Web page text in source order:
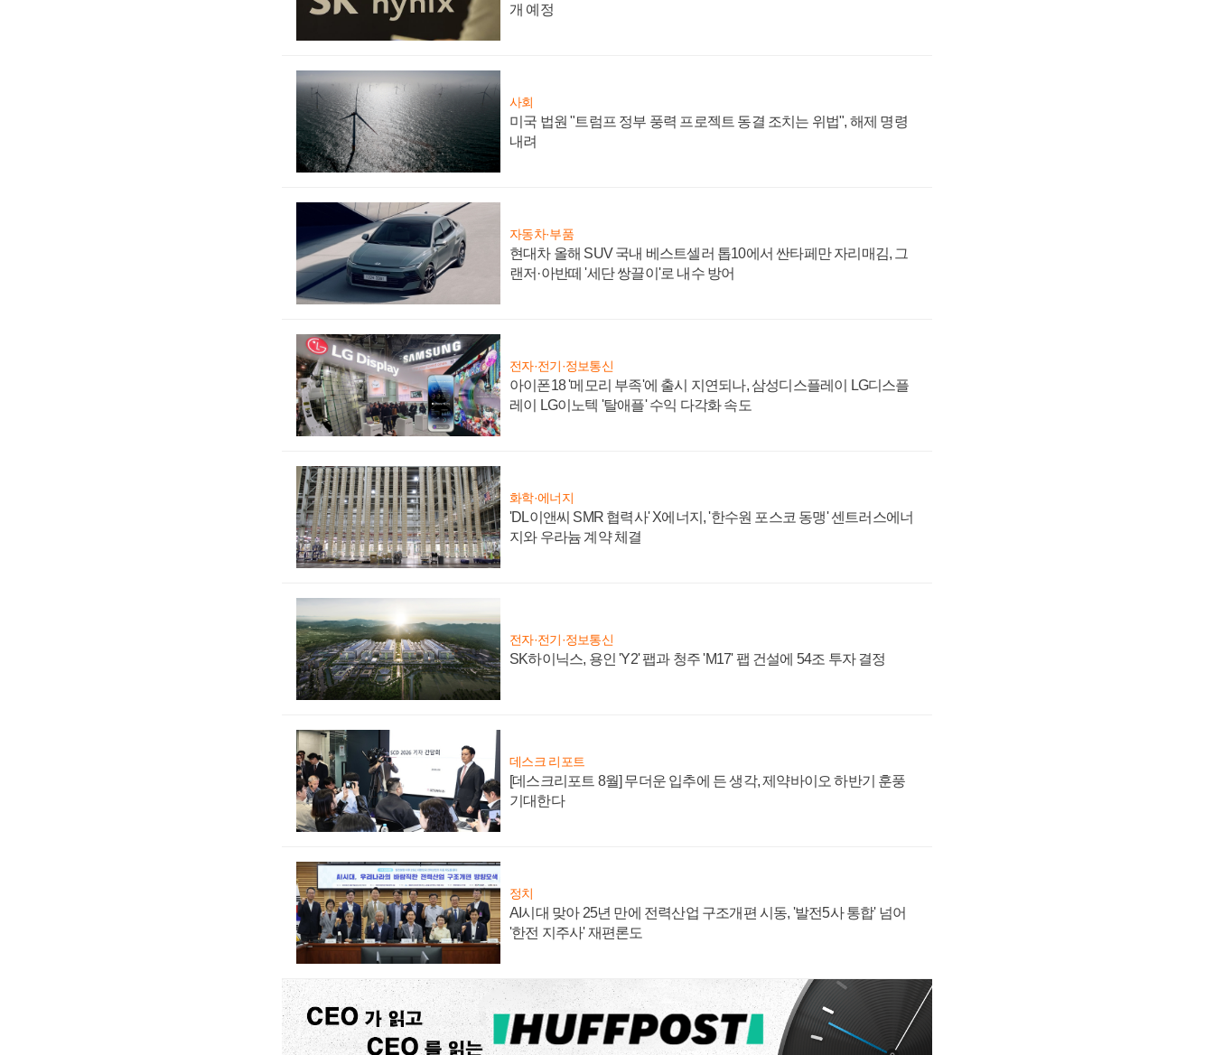
개 예정
사회
미국 법원 "트럼프 정부 풍력 프로젝트 동결 조치는 위법", 해제 명령
내려
자동차·부품
현대차 올해 SUV 국내 베스트셀러 톱10에서 싼타페만 자리매김, 그
랜저·아반떼 '세단 쌍끌이'로 내수 방어
전자·전기·정보통신
아이폰18 '메모리 부족'에 출시 지연되나, 삼성디스플레이 LG디스플
레이 LG이노텍 '탈애플' 수익 다각화 속도
화학·에너지
'DL이앤씨 SMR 협력사' X에너지, '한수원 포스코 동맹' 센트러스에너
지와 우라늄 계약 체결
전자·전기·정보통신
SK하이닉스, 용인 'Y2' 팹과 청주 'M17' 팹 건설에 54조 투자 결정
데스크 리포트
[데스크리포트 8월] 무더운 입추에 든 생각, 제약바이오 하반기 훈풍
기대한다
정치
AI시대 맞아 25년 만에 전력산업 구조개편 시동, '발전5사 통합' 넘어
'한전 지주사' 재편론도